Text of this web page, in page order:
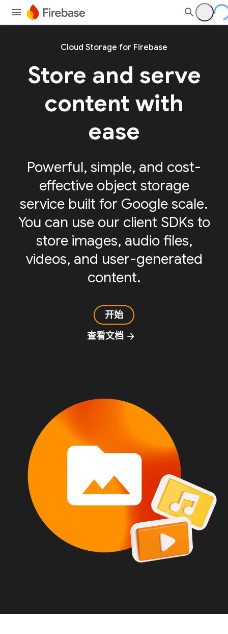
Cloud Storage for Firebase
Store and serve
content with
ease
Powerful, simple, and cost-
effective object storage
service built for Google scale.
You can use our client SDKs to
store images, audio files,
videos, and user-generated
content.
开始
查看文档 arrow_forward